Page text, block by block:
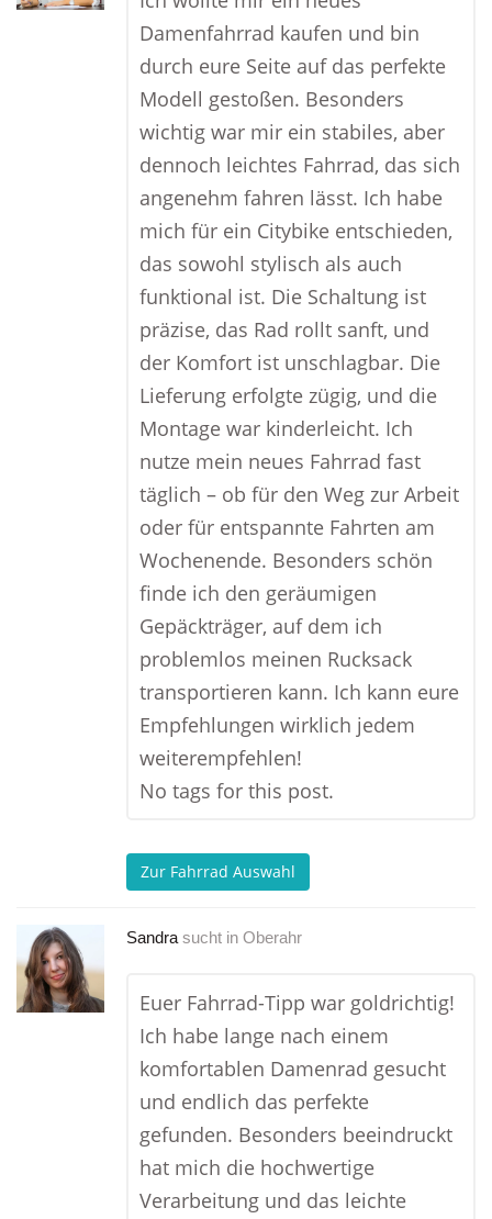
Damenfahrrad kaufen und bin
durch eure Seite auf das perfekte
Modell gestoßen. Besonders
wichtig war mir ein stabiles, aber
dennoch leichtes Fahrrad, das sich
angenehm fahren lässt. Ich habe
mich für ein Citybike entschieden,
das sowohl stylisch als auch
funktional ist. Die Schaltung ist
präzise, das Rad rollt sanft, und
der Komfort ist unschlagbar. Die
Lieferung erfolgte zügig, und die
Montage war kinderleicht. Ich
nutze mein neues Fahrrad fast
täglich – ob für den Weg zur Arbeit
oder für entspannte Fahrten am
Wochenende. Besonders schön
finde ich den geräumigen
Gepäckträger, auf dem ich
problemlos meinen Rucksack
transportieren kann. Ich kann eure
Empfehlungen wirklich jedem
weiterempfehlen!
No tags for this post.
Zur Fahrrad Auswahl
Sandra sucht in Oberahr
Euer Fahrrad-Tipp war goldrichtig!
Ich habe lange nach einem
komfortablen Damenrad gesucht
und endlich das perfekte
gefunden. Besonders beeindruckt
hat mich die hochwertige
Verarbeitung und das leichte